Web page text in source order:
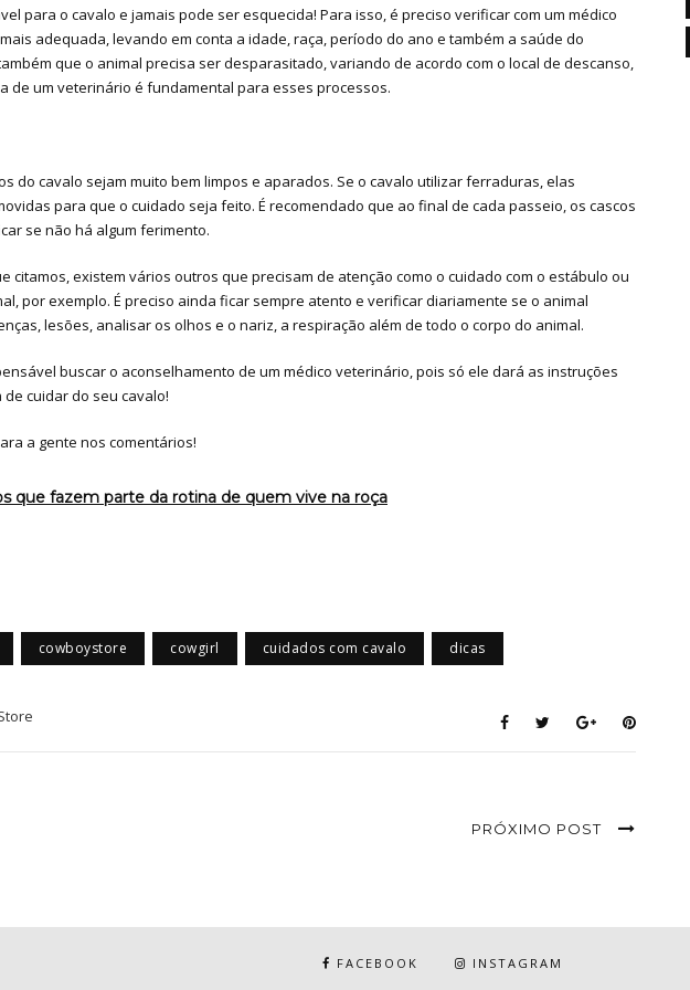
para o cavalo e jamais pode ser esquecida! Para isso, é preciso verificar com um médico
adequada, levando em conta a idade, raça, período do ano e também a saúde do
que o animal precisa ser desparasitado, variando de acordo com o local de descanso,
de um veterinário é fundamental para esses processos.
do cavalo sejam muito bem limpos e aparados. Se o cavalo utilizar ferraduras, elas
para que o cuidado seja feito. É recomendado que ao final de cada passeio, os cascos
se não há algum ferimento.
citamos, existem vários outros que precisam de atenção como o cuidado com o estábulo ou
por exemplo. É preciso ainda ficar sempre atento e verificar diariamente se o animal
lesões, analisar os olhos e o nariz, a respiração além de todo o corpo do animal.
buscar o aconselhamento de um médico veterinário, pois só ele dará as instruções
cuidar do seu cavalo!
a gente nos comentários!
que fazem parte da rotina de quem vive na roça
cowboystore cowgirl cuidados com cavalo dicas
PRÓXIMO POST
FACEBOOK INSTAGRAM